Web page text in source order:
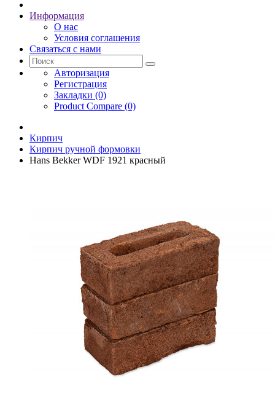
Информация
О нас
Условия соглашения
Связаться с нами
Авторизация
Регистрация
Закладки (0)
Product Compare (0)
Кирпич
Кирпич ручной формовки
Hans Bekker WDF 1921 красный